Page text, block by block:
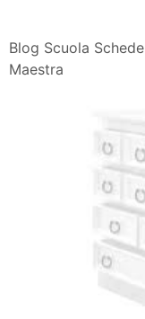
Blog Scuola
Maestra